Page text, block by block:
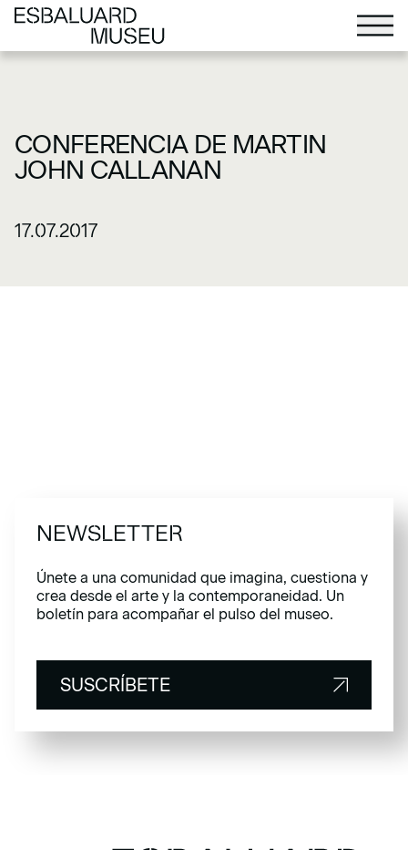
CONFERENCIA DE MARTIN
JOHN CALLANAN
17.07.2017
NEWSLETTER
Únete a una comunidad que imagina, cuestiona y
crea desde el arte y la contemporaneidad. Un
boletín para acompañar el pulso del museo.
SUSCRÍBETE
SUSCRÍBETE